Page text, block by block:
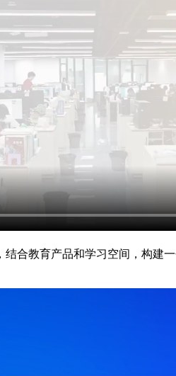
合教育产品和学习空间，构建